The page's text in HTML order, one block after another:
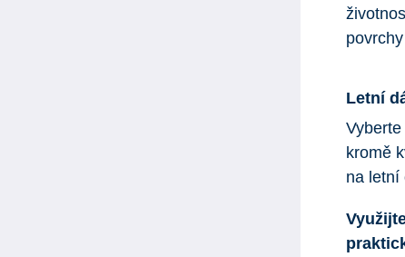
Letní
kromě
na letní